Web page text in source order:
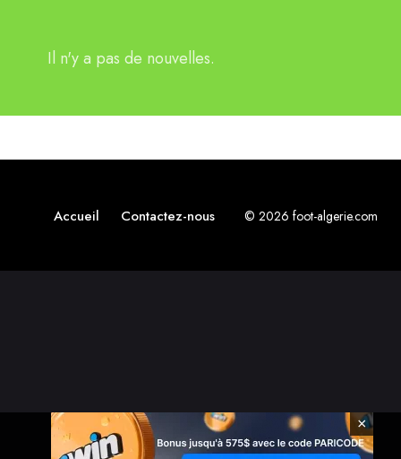
Il n'y a pas de nouvelles.
Accueil Contactez-nous © 2026 foot-algerie.com
×